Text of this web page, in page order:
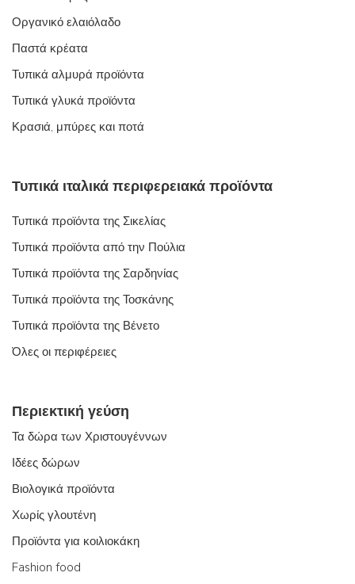
Οργανικό ελαιόλαδο
Παστά κρέατα
Τυπικά αλμυρά προϊόντα
Τυπικά γλυκά προϊόντα
Κρασιά, μπύρες και ποτά
Τυπικά ιταλικά περιφερειακά προϊόντα
Τυπικά προϊόντα της Σικελίας
Τυπικά προϊόντα από την Πούλια
Τυπικά προϊόντα της Σαρδηνίας
Τυπικά προϊόντα της Τοσκάνης
Τυπικά προϊόντα της Βένετο
Όλες οι περιφέρειες
Περιεκτική γεύση
Τα δώρα των Χριστουγέννων
Ιδέες δώρων
Βιολογικά προϊόντα
Χωρίς γλουτένη
Προϊόντα για κοιλιοκάκη
Fashion food